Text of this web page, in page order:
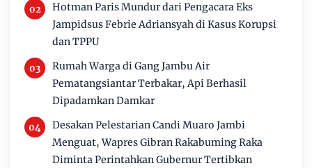
Hotman Paris Mundur dari Pengacara Eks
Jampidsus Febrie Adriansyah di Kasus Korupsi
dan TPPU
Rumah Warga di Gang Jambu Air
Pematangsiantar Terbakar, Api Berhasil
Dipadamkan Damkar
Desakan Pelestarian Candi Muaro Jambi
Menguat, Wapres Gibran Rakabuming Raka
Diminta Perintahkan Gubernur Tertibkan